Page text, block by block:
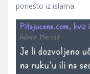
ponešto iz islama.